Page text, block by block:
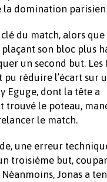
la domination
du match, alors que
son bloc plus
un second but. Les
réduire l’écart sur
Eguge, dont la tête a
trouvé le poteau,
le match.
une erreur
troisième but,
Jonas a